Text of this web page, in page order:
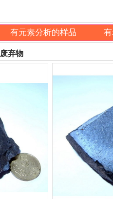
有元素分析的样品
弃物